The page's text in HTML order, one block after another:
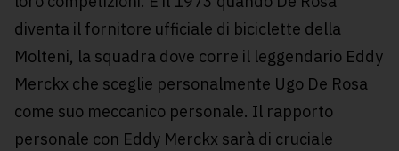
diventa il fornitore ufficiale di biciclette della
Molteni, la squadra dove corre il leggendario Eddy
Merckx che sceglie personalmente Ugo De Rosa
come suo meccanico personale. Il rapporto
personale con Eddy Merckx sarà di cruciale